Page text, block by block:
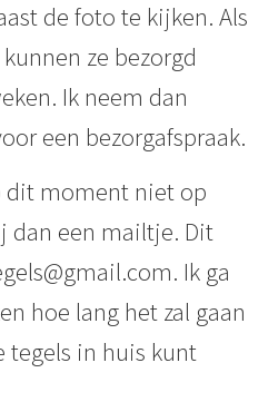
de foto te kijken. Als
ze bezorgd
Ik neem dan
een bezorgafspraak.
dit moment niet op
dan een mailtje. Dit
Ik ga
hoe lang het zal gaan
tegels in huis kunt